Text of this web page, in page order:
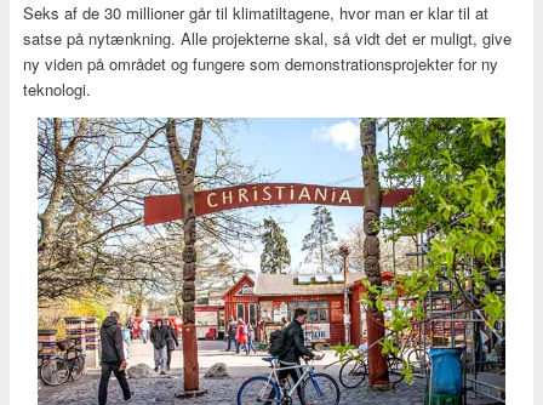
Seks af de 30 millioner går til klimatiltagene, hvor man er klar til at
satse på nytænkning. Alle projekterne skal, så vidt det er muligt, give
ny viden på området og fungere som demonstrationsprojekter for ny
teknologi.